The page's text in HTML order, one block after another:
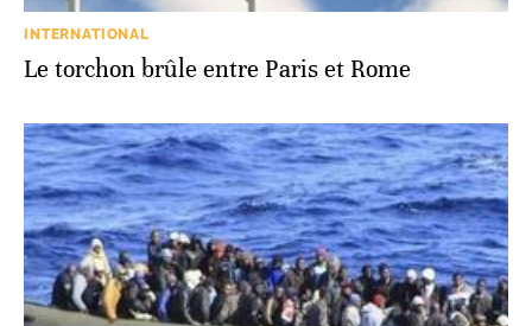
INTERNATIONAL
Le torchon brûle entre Paris et Rome